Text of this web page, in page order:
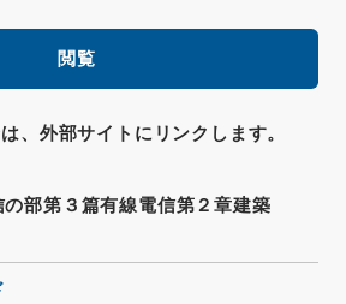
閲覧
、外部サイトにリンクします。
部第３篇有線電信第２章建築